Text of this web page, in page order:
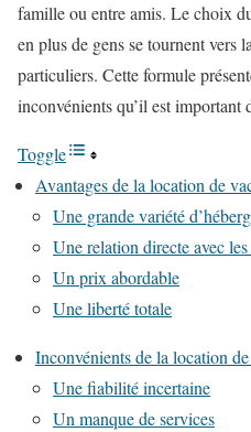
famille ou entre amis. Le choix
en plus de gens se tournent vers
particuliers. Cette formule
inconvénients qu’il est important
Toggle
Avantages de la location de
Une grande variété
Une relation directe avec
Un prix abordable
Une liberté totale
Inconvénients de la location
Une fiabilité incertaine
Un manque de services